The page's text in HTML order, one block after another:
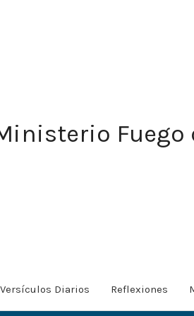
Fuego
Versículos Diarios Reflexiones